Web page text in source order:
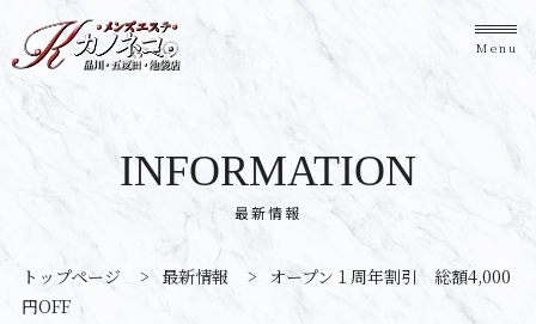
Menu
最新情報
INFORMATION
トップページ > 最新情報 > オープン１周年割引 総額4,000
円OFF